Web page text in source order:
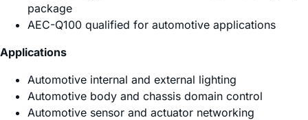
package
AEC-Q100 qualified for automotive applications
Applications
Automotive internal and external lighting
Automotive body and chassis domain control
Automotive sensor and actuator networking